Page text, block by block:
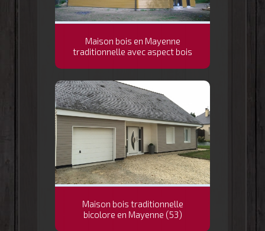
Maison bois en Mayenne
traditionnelle avec aspect bois
Maison bois traditionnelle
bicolore en Mayenne (53)